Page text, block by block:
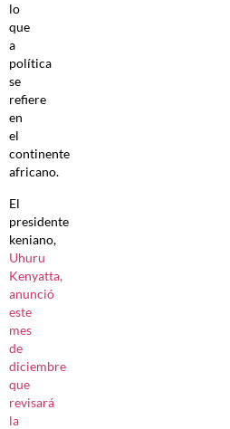
lo
que
a
política
se
refiere
en
el
continente
africano.
El
presidente
keniano,
Uhuru
Kenyatta,
anunció
este
mes
de
diciembre
que
revisará
la